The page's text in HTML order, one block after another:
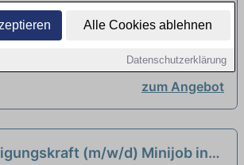
Alle Cookies ablehnen
Datenschutzerklärung
(m/w/d) mit
neu
Feine Kuchen GmbH | Haselünne
zum Angebot
(m/w/d) Minijob in